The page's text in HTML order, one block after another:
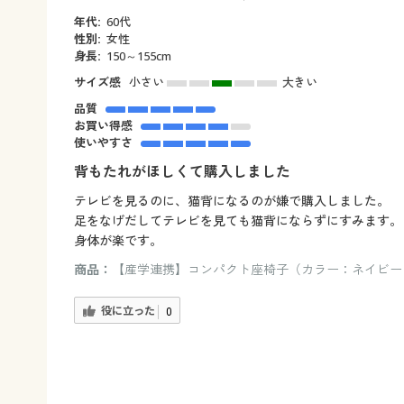
年代: 60代
性別: 女性
身長: 150～155cm
サイズ感 小さい
大きい
品質
お買い得感
使いやすさ
背もたれがほしくて購入しました
テレビを見るのに、猫背になるのが嫌で購入しました。
足をなげだしてテレビを見ても猫背にならずにすみます。
身体が楽です。
商品：
【産学連携】コンパクト座椅子（カラー：ネイビ
役に立った 0